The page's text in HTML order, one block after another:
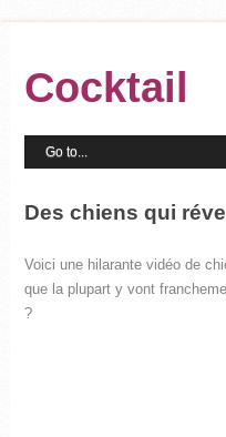
Cocktail
Des chiens qui
Voici une hilarante vidéo de
que la plupart y vont
?